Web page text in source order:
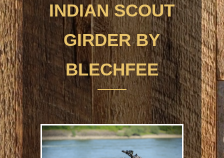
INDIAN SCOUT
GIRDER BY
BLECHFEE